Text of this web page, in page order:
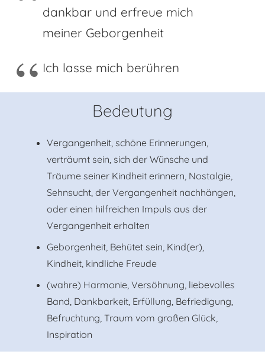
dankbar und erfreue mich
meiner Geborgenheit
Ich lasse mich berühren
Bedeutung
Vergangenheit, schöne Erinnerungen,
verträumt sein, sich der Wünsche und
Träume seiner Kindheit erinnern, Nostalgie,
Sehnsucht, der Vergangenheit nachhängen,
oder einen hilfreichen Impuls aus der
Vergangenheit erhalten
Geborgenheit, Behütet sein, Kind(er),
Kindheit, kindliche Freude
(wahre) Harmonie, Versöhnung, liebevolles
Band, Dankbarkeit, Erfüllung, Befriedigung,
Befruchtung, Traum vom großen Glück,
Inspiration